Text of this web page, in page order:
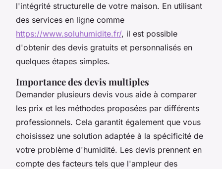
l'intégrité structurelle de votre maison. En utilisant
des services en ligne comme
https://www.soluhumidite.fr/, il est possible
d'obtenir des devis gratuits et personnalisés en
quelques étapes simples.
Importance des devis multiples
Demander plusieurs devis vous aide à comparer
les prix et les méthodes proposées par différents
professionnels. Cela garantit également que vous
choisissez une solution adaptée à la spécificité de
votre problème d'humidité. Les devis prennent en
compte des facteurs tels que l'ampleur des